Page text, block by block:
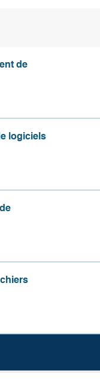
de
logiciels